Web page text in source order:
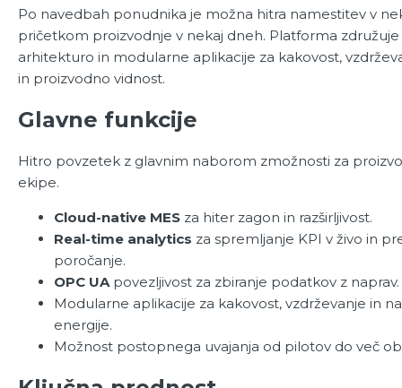
Po navedbah ponudnika je možna hitra namestitev v
pričetkom proizvodnje v nekaj dneh. Platforma
arhitekturo in modularne aplikacije za kakovost,
in proizvodno vidnost.
Glavne funkcije
Hitro povzetek z glavnim naborom zmožnosti za
ekipe.
Cloud-native MES za hiter zagon in razširljivost.
Real-time analytics za spremljanje KPI v živo in
poročanje.
OPC UApovezljivost za zbiranje podatkov z naprav.
Modularne aplikacije za kakovost, vzdrževanje in
energije.
Možnost postopnega uvajanja od pilotov do več